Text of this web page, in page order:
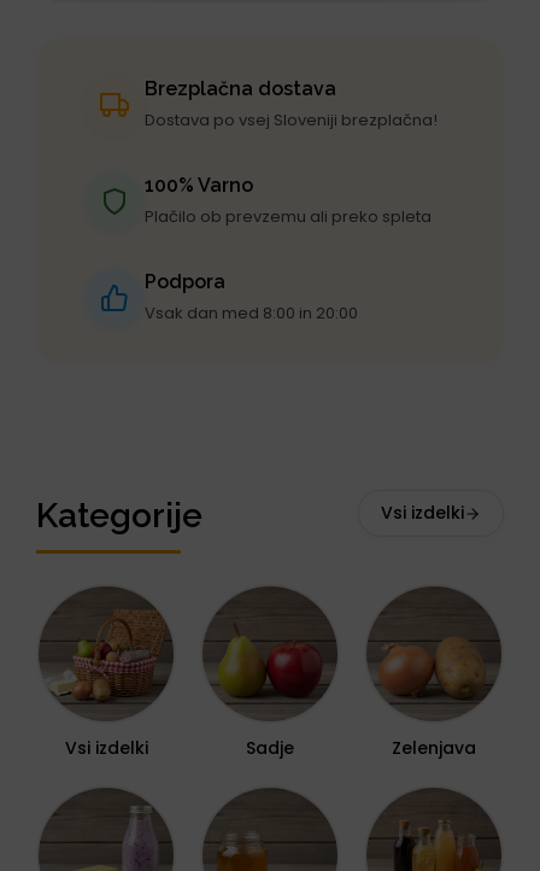
Brezplačna dostava
Dostava po vsej Sloveniji brezplačna!
100% Varno
Plačilo ob prevzemu ali preko spleta
Podpora
Vsak dan med 8:00 in 20:00
Kategorije Vsi izdelki
Vsi izdelki Sadje Zelenjava